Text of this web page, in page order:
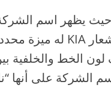
حيث يظهر اسم
الخط والخلفية
على أنها